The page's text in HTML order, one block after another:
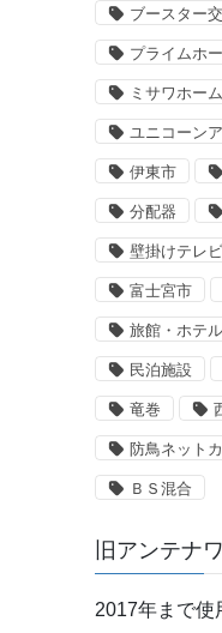
ブースター
プライムホ
ミサワホー
ユニコーン
伊東市
分配器
壁掛けテレビ
富士宮市
旅館・ホテル
民泊施設
竜巻
防鳥ネット
ＢＳ混合
旧アンテナ
2017年まで使